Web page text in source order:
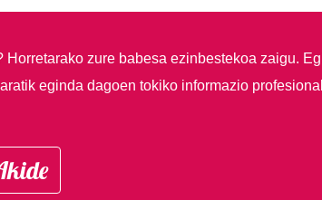
Horretarako zure babesa ezinbestekoa zaigu.
eginda dagoen tokiko informazio